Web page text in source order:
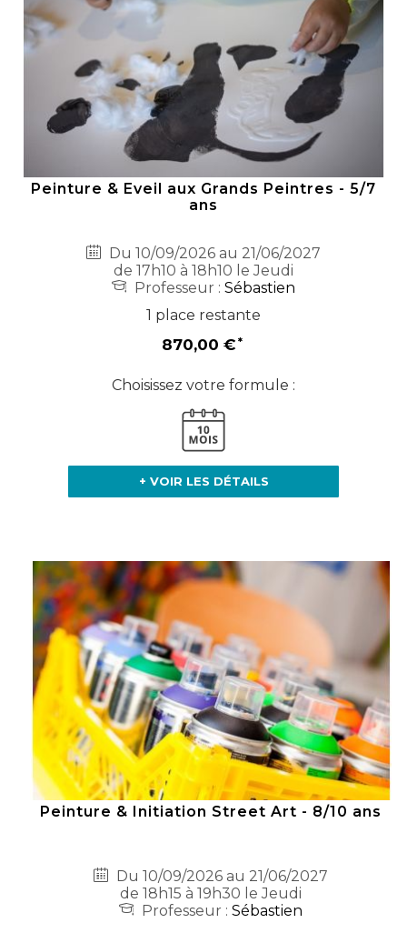
Peinture & Eveil aux Grands Peintres - 5/7
ans
Du 10/09/2026 au 21/06/2027
de 17h10 à 18h10 le Jeudi
Professeur : Sébastien
1 place restante
870,00 €
Choisissez votre formule :
+ VOIR LES DÉTAILS
Peinture & Initiation Street Art - 8/10 ans
Du 10/09/2026 au 21/06/2027
de 18h15 à 19h30 le Jeudi
Professeur :Sébastien